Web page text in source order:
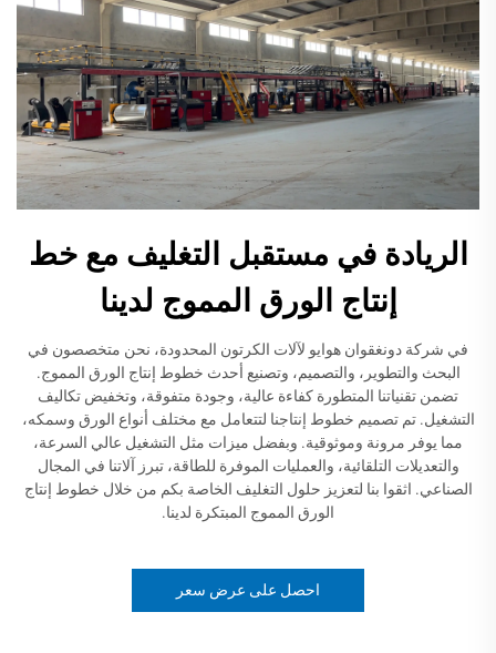
الريادة في مستقبل التغليف مع خط
إنتاج الورق المموج لدينا
في شركة دونغقوان هوايو لآلات الكرتون المحدودة، نحن متخصصون في
البحث والتطوير، والتصميم، وتصنيع أحدث خطوط إنتاج الورق المموج.
تضمن تقنياتنا المتطورة كفاءة عالية، وجودة متفوقة، وتخفيض تكاليف
التشغيل. تم تصميم خطوط إنتاجنا لتتعامل مع مختلف أنواع الورق وسمكه،
مما يوفر مرونة وموثوقية. وبفضل ميزات مثل التشغيل عالي السرعة،
والتعديلات التلقائية، والعمليات الموفرة للطاقة، تبرز آلاتنا في المجال
الصناعي. اثقوا بنا لتعزيز حلول التغليف الخاصة بكم من خلال خطوط إنتاج
الورق المموج المبتكرة لدينا.
احصل على عرض سعر